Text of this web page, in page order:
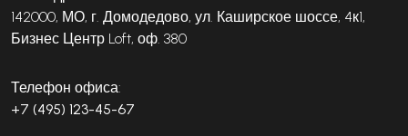
142000, МО, г. Домодедово, ул. Каширское шоссе, 4к1,
Бизнес Центр Loft, оф. 380
Телефон офиса:
+7 (495) 123-45-67